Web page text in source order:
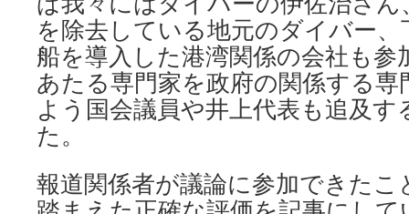
を除去している地元のダイバー
船を導入した港湾関係の会社も
あたる専門家を政府の関係する
よう国会議員や井上代表も追及
た。
報道関係者が議論に参加できたこ